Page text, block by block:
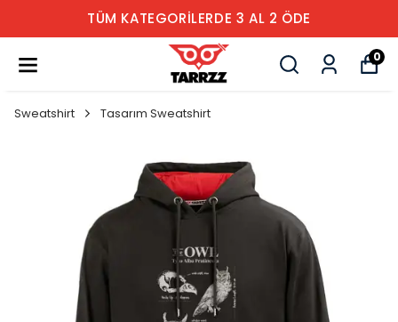
TÜM KATEGORİLERDE 3 AL 2 ÖDE
0
Sweatshirt Tasarım Sweatshirt